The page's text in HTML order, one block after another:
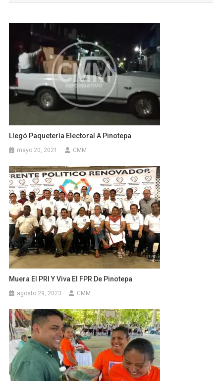
Llegó Paquetería Electoral A Pinotepa
mayo 20, 2021 CMM
Muera El PRI Y Viva El FPR De Pinotepa
agosto 29, 2023 CMM